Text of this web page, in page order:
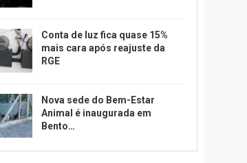
Conta de luz fica quase 15%
mais cara após reajuste da
RGE
Nova sede do Bem-Estar
Animal é inaugurada em
Bento…